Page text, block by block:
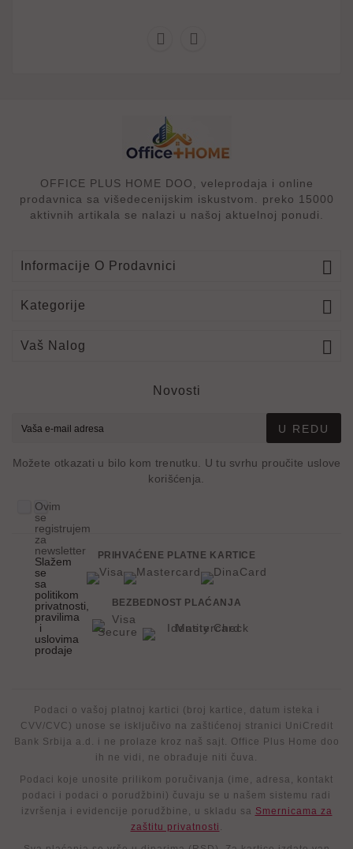
 
OFFICE PLUS HOME DOO, veleprodaja i online
prodavnica sa višedecenijskim iskustvom. preko 15000
aktivnih artikala se nalazi u našoj aktuelnoj ponudi.
Informacije O Prodavnici 
Kategorije 
Vaš Nalog 
Novosti
U REDU
Možete otkazati u bilo kom trenutku. U tu svrhu proučite uslove
korišćenja.
Ovim
se
registrujem
za
newsletter
Slažem
se
sa
politikom
privatnosti,
pravilima
i
uslovima
prodaje
PRIHVAĆENE PLATNE KARTICE
BEZBEDNOST PLAĆANJA
Podaci o vašoj platnoj kartici (broj kartice, datum isteka i
CVV/CVC) unose se isključivo na zaštićenoj stranici UniCredit
Bank Srbija a.d. i ne prolaze kroz naš sajt. Office Plus Home doo
ih ne vidi, ne obrađuje niti čuva.
Podaci koje unosite prilikom poručivanja (ime, adresa, kontakt
podaci i podaci o porudžbini) čuvaju se u našem sistemu radi
izvršenja i evidencije porudžbine, u skladu sa Smernicama za
zaštitu privatnosti .